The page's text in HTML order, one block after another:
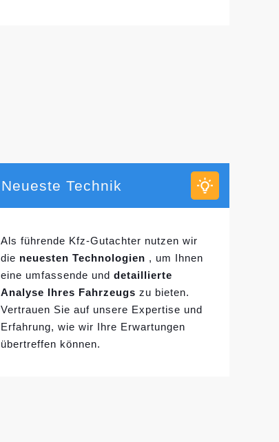
Neueste Technik
Als führende Kfz-Gutachter nutzen wir
die neuesten Technologien , um Ihnen
eine umfassende unddetaillierte
Analyse Ihres Fahrzeugs zu bieten.
Vertrauen Sie auf unsere Expertise und
Erfahrung, wie wir Ihre Erwartungen
übertreffen können.